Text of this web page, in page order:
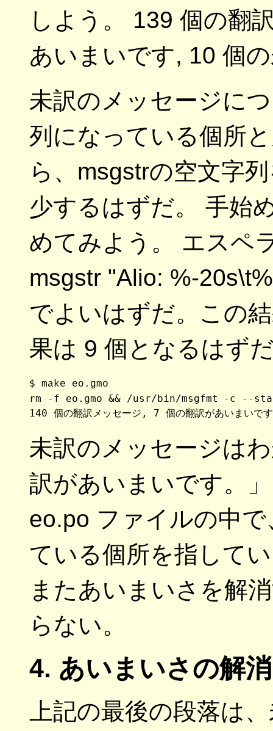
しよう。 139 個の翻
あいまいです, 10 個
未訳のメッセージに
列になっている個所
ら、msgstrの空文字
少するはずだ。 手始
めてみよう。 エスペ
msgstr "Alio: %-
でよいはずだ。この
果は 9 個となるはず
$ make eo.gmo
rm -f eo.gmo && /usr/bin/msgfmt -c --
未訳のメッセージは
訳があいまいです。
eo.po ファイルの中
ている個所を指して
またあいまいさを解
らない。
4. あいまいさの解消
上記の最後の段落は